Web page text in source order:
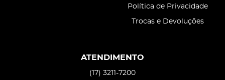
Política de Privacidade
Trocas e Devoluções
ATENDIMENTO
(17) 3211-7200